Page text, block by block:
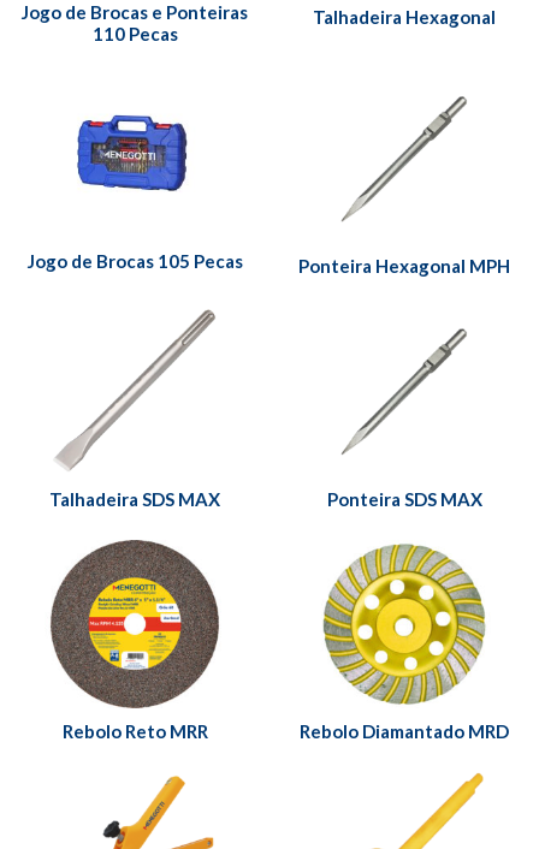
Jogo de Brocas e Ponteiras
110 Pecas
Talhadeira Hexagonal
Jogo de Brocas 105 Pecas Ponteira Hexagonal MPH
Talhadeira SDS MAX Ponteira SDS MAX
Rebolo Reto MRR Rebolo Diamantado MRD